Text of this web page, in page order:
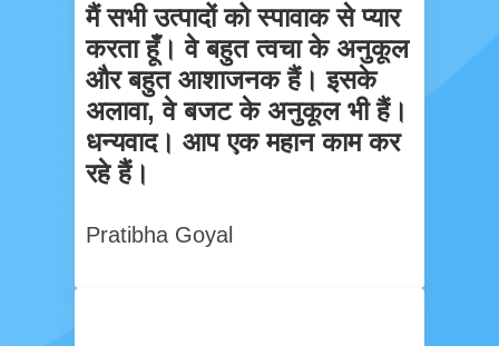
मैं सभी उत्पादों को स्पावाक से प्यार
करता हूँ। वे बहुत त्वचा के अनुकूल
और बहुत आशाजनक हैं। इसके
अलावा, वे बजट के अनुकूल भी हैं।
धन्यवाद। आप एक महान काम कर
रहे हैं।
Pratibha Goyal